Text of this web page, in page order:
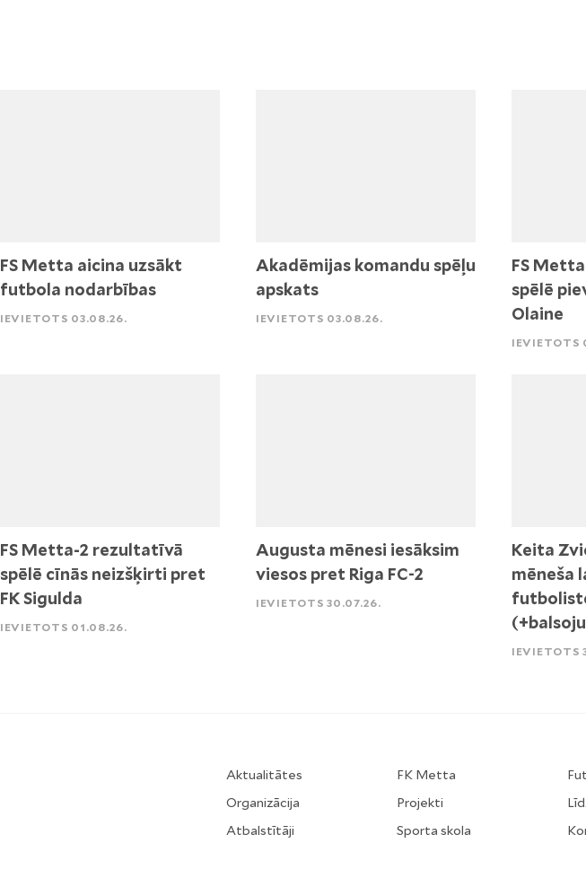
FS Metta aicina uzsākt
futbola nodarbības
IEVIETOTS 03.08.26.
Akadēmijas komandu spēļu
apskats
IEVIETOTS 03.08.26.
FS
spēlē
Olaine
IEVIETOTS
FS Metta-2 rezultatīvā
spēlē cīnās neizšķirti pret
FK Sigulda
IEVIETOTS 01.08.26.
Augusta mēnesi iesāksim
viesos pret Riga FC-2
IEVIETOTS 30.07.26.
Keita
mēneša
IEVIETOTS
Aktualitātes
Organizācija
Atbalstītāji
FK Metta
Projekti
Sporta skola